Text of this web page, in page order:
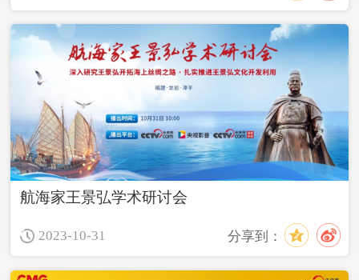
航海家王景弘学术研讨会
2023-10-31 分享到：